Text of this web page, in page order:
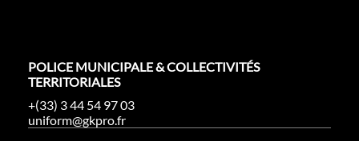
POLICE MUNICIPALE & COLLECTIVITÉS
TERRITORIALES
+(33) 3 44 54 97 03
uniform@gkpro.fr